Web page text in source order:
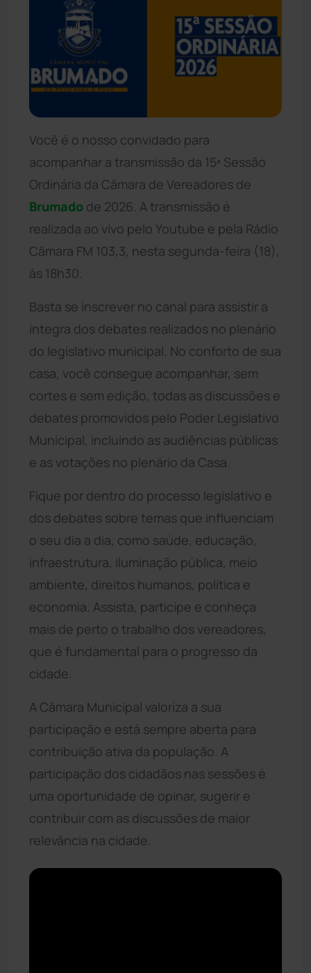
Você é o nosso convidado para
acompanhar a transmissão da 15ª Sessão
Ordinária da Câmara de Vereadores de
Brumado de 2026. A transmissão é
realizada ao vivo pelo Youtube e pela Rádio
Câmara FM 103,3, nesta segunda-feira (18),
às 18h30.
Basta se inscrever no canal para assistir a
íntegra dos debates realizados no plenário
do legislativo municipal. No conforto de sua
casa, você consegue acompanhar, sem
cortes e sem edição, todas as discussões e
debates promovidos pelo Poder Legislativo
Municipal, incluindo as audiências públicas
e as votações no plenário da Casa.
Fique por dentro do processo legislativo e
dos debates sobre temas que influenciam
o seu dia a dia, como saúde, educação,
infraestrutura, iluminação pública, meio
ambiente, direitos humanos, política e
economia. Assista, participe e conheça
mais de perto o trabalho dos vereadores,
que é fundamental para o progresso da
cidade.
A Câmara Municipal valoriza a sua
participação e está sempre aberta para
contribuição ativa da população. A
participação dos cidadãos nas sessões é
uma oportunidade de opinar, sugerir e
contribuir com as discussões de maior
relevância na cidade.